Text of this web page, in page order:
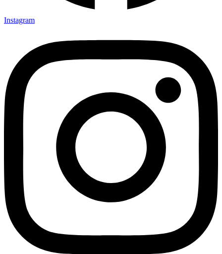
Instagram